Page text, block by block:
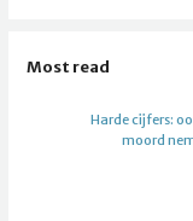
Most read
Harde cijfers:
moord